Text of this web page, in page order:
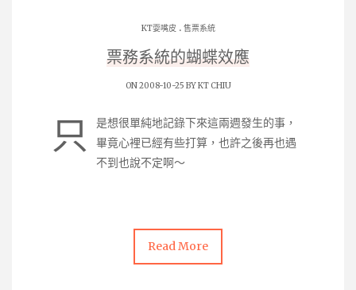
KT耍嘴皮 . 售票系統
票務系統的蝴蝶效應
ON 2008-10-25 BYKT CHIU
只
是想很單純地記錄下來這兩週發生的事，
畢竟心裡已經有些打算，也許之後再也遇
不到也說不定啊～
Read More